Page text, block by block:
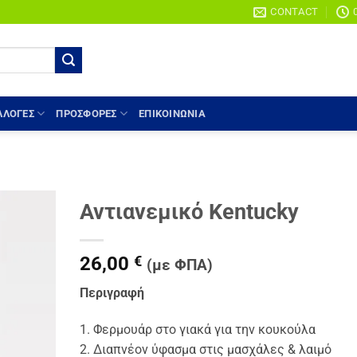
CONTACT
ΠΡΟΣΦΟΡΕΣ ΕΠΙΚΟΙΝΩΝΙΑ
Αντιανεμικό Kentucky
26,00 € (με ΦΠΑ)
Περιγραφή
1. Φερμουάρ στο γιακά για την κουκούλα
2. Διαπνέον ύφασμα στις μασχάλες & λαιμό